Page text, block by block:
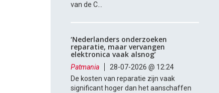
van de C...
‘Nederlanders onderzoeken
reparatie, maar vervangen
elektronica vaak alsnog’
Patmania
28-07-2026 @ 12:24
De kosten van reparatie zijn vaak
significant hoger dan het aanschaffen